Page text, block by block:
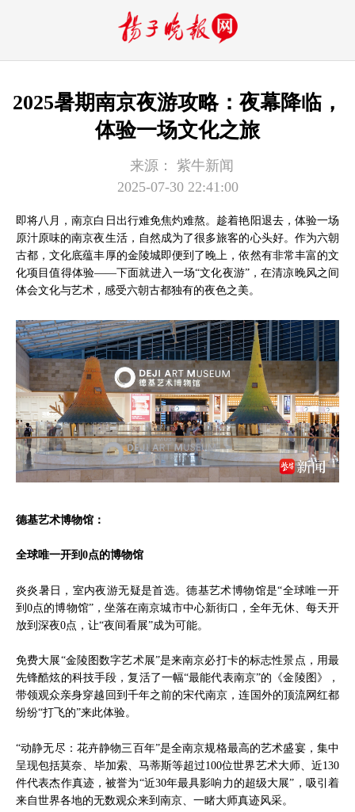
2025暑期南京夜游攻略：夜幕降临，
体验一场文化之旅
来源：
紫牛新闻
2025-07-30 22:41:00
即将八月，南京白日出行难免焦灼难熬。趁着艳阳退去，体验一场
原汁原味的南京夜生活，自然成为了很多旅客的心头好。作为六朝
古都，文化底蕴丰厚的金陵城即便到了晚上，依然有非常丰富的文
化项目值得体验——下面就进入一场“文化夜游”，在清凉晚风之间
体会文化与艺术，感受六朝古都独有的夜色之美。
德基艺术博物馆：
全球唯一开到0点的博物馆
炎炎暑日，室内夜游无疑是首选。德基艺术博物馆是“全球唯一开
到0点的博物馆”，坐落在南京城市中心新街口，全年无休、每天开
放到深夜0点，让“夜间看展”成为可能。
免费大展“金陵图数字艺术展”是来南京必打卡的标志性景点，用最
先锋酷炫的科技手段，复活了一幅“最能代表南京”的《金陵图》，
带领观众亲身穿越回到千年之前的宋代南京，连国外的顶流网红都
纷纷“打飞的”来此体验。
“动静无尽：花卉静物三百年”是全南京规格最高的艺术盛宴，集中
呈现包括莫奈、毕加索、马蒂斯等超过100位世界艺术大师、近130
件代表杰作真迹，被誉为“近30年最具影响力的超级大展”，吸引着
来自世界各地的无数观众来到南京、一睹大师真迹风采。